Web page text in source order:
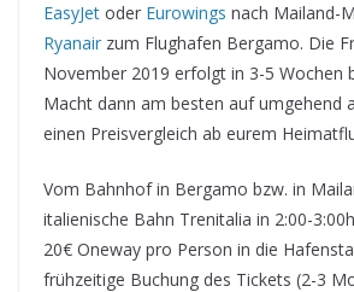
EasyJet oder Eurowings nach Mailand-
Ryanair zum Flughafen Bergamo. Die
November 2019 erfolgt in 3-5 Wochen
Macht dann am besten auf umgehend
einen Preisvergleich ab eurem
Vom Bahnhof in Bergamo bzw. in
italienische Bahn Trenitalia in 2:00-
20€ Oneway pro Person in die
frühzeitige Buchung des Tickets (2-3